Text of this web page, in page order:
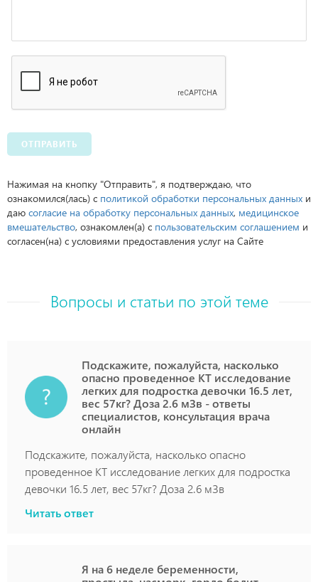
ОТПРАВИТЬ
Нажимая на кнопку "Отправить", я подтверждаю, что
ознакомился(лась) с политикой обработки персональных данных и
даю согласие на обработку персональных данных, медицинское
вмешательство, ознакомлен(а) с пользовательским соглашением и
согласен(на) с условиями предоставления услуг на Сайте
Вопросы и статьи по этой теме
Подскажите, пожалуйста, насколько
опасно проведенное КТ исследование
легких для подростка девочки 16.5 лет,
вес 57кг? Доза 2.6 мЗв - ответы
специалистов, консультация врача
онлайн
Подскажите, пожалуйста, насколько опасно
проведенное КТ исследование легких для подростка
девочки 16.5 лет, вес 57кг? Доза 2.6 мЗв
Читать ответ
Я на 6 неделе беременности,